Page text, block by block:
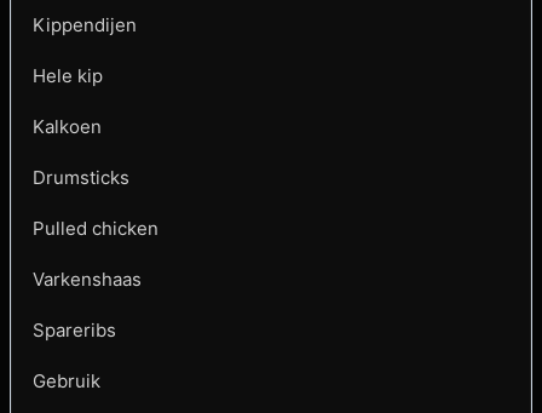
Kippendijen
Hele kip
Kalkoen
Drumsticks
Pulled chicken
Varkenshaas
Spareribs
Gebruik